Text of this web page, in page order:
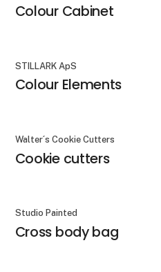
Colour Cabinet
STILLARK ApS
Colour Elements
Walter´s Cookie Cutters
Cookie cutters
Studio Painted
Cross body bag